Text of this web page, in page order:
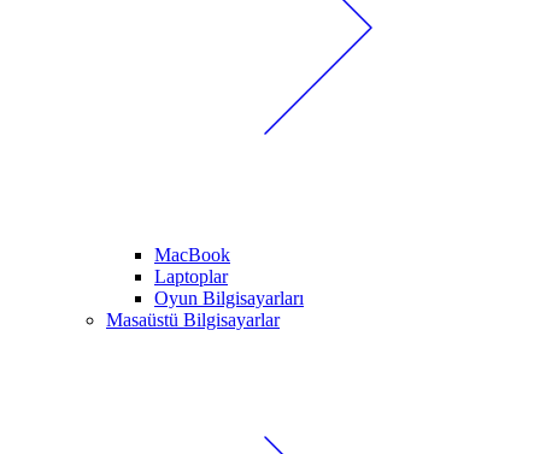
MacBook
Laptoplar
Oyun Bilgisayarları
Masaüstü Bilgisayarlar